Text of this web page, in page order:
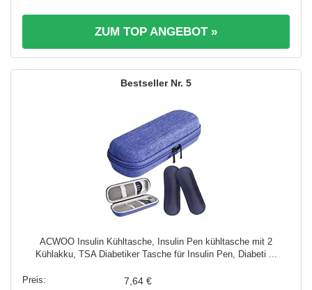
ZUM TOP ANGEBOT »
5
ACWOO Insulin Kühltasche, Insulin Pen kühltasche mit 2
Kühlakku, TSA Diabetiker Tasche für Insulin Pen, Diabeti ...
7,64 €